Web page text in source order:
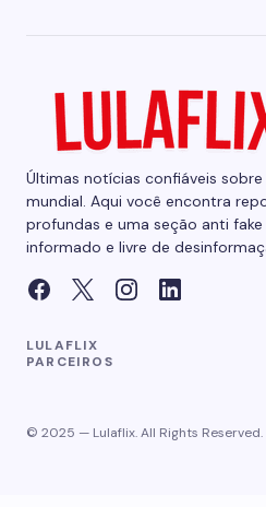
Últimas notícias confiáveis
mundial. Aqui você encontra
profundas e uma seção anti
informado e livre de
LULAFLIX
PARCEIROS
© 2025 — Lulaflix. All Rights Reserved.